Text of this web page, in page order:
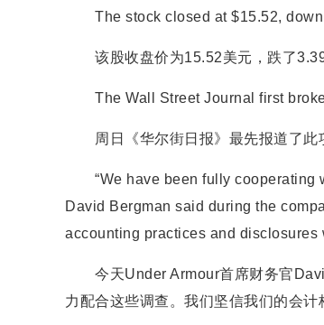
The stock closed at $15.52, down
该股收盘价为15.52美元，跌了3.39
The Wall Street Journal first broke
周日《华尔街日报》最先报道了此
“We have been fully cooperating
David Bergman said during the
accounting practices and disclosures
今天Under Armour首席财务官David
力配合这些调查。我们坚信我们的会计